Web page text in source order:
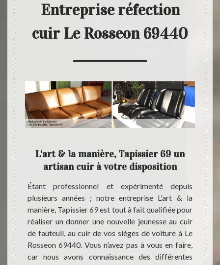
Entreprise réfection
cuir Le Rosseon 69440
ou le
à
faire
69
L'art & la manière, Tapissier 69 un
artisan cuir à votre disposition
Étant professionnel et expérimenté depuis
plusieurs années ; notre entreprise L'art & la
manière, Tapissier 69 est tout à fait qualifiée pour
réaliser un donner une nouvelle jeunesse au cuir
de fauteuil, au cuir de vos sièges de voiture à Le
Rosseon 69440. Vous n’avez pas à vous en faire,
car nous avons connaissance des différentes
Pour